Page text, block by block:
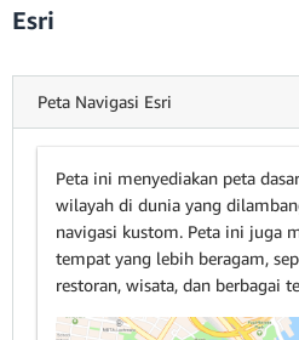
Esri
Peta Navigasi Esri
Peta ini menyediakan peta
wilayah di dunia yang
navigasi kustom. Peta ini juga
tempat yang lebih beragam,
restoran, wisata, dan berbagai